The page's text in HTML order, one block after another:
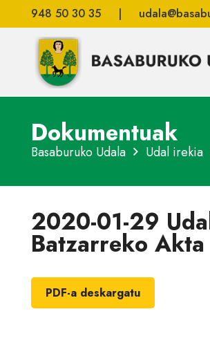
948 50 30 35 |
Dokumentuak
Basaburuko Udala Udal irekia
2020-01-29
Batzarreko Akta
PDF-a deskargatu